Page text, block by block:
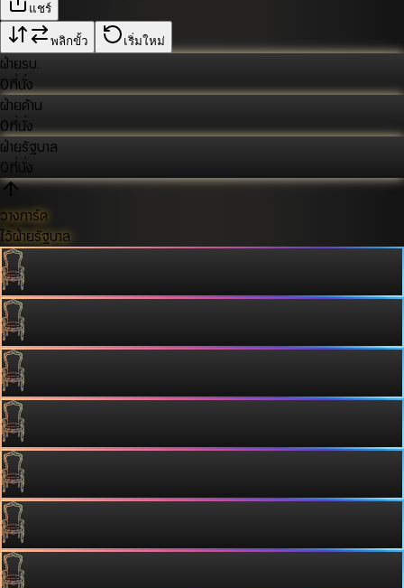
แชร์
พลิกขั้ว เริ่มใหม่
ฝ่ายรบ.
0ที่นั่ง
ฝ่ายค้าน
0ที่นั่ง
ฝ่ายรัฐบาล
0ที่นั่ง
วางการ์ด
ไว้ฝ่ายรัฐบาล